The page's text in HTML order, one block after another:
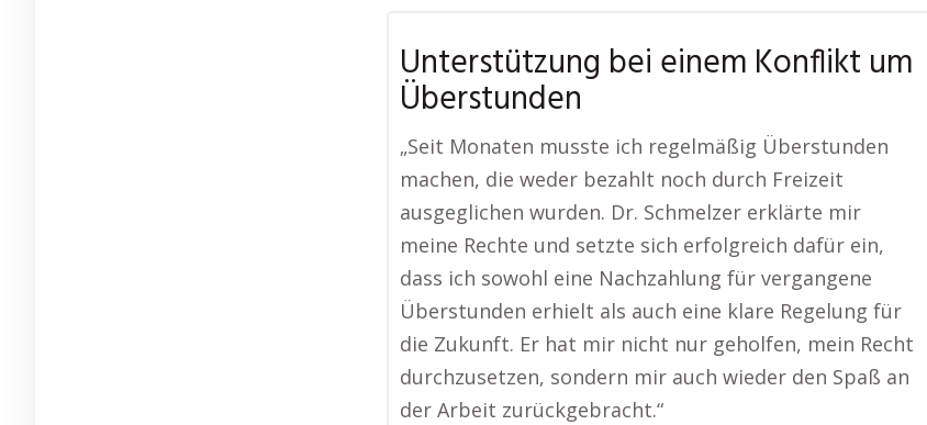
Unterstützung bei einem Konflikt um
Überstunden
„Seit Monaten musste ich regelmäßig Überstunden
machen, die weder bezahlt noch durch Freizeit
ausgeglichen wurden. Dr. Schmelzer erklärte mir
meine Rechte und setzte sich erfolgreich dafür ein,
dass ich sowohl eine Nachzahlung für vergangene
Überstunden erhielt als auch eine klare Regelung für
die Zukunft. Er hat mir nicht nur geholfen, mein Recht
durchzusetzen, sondern mir auch wieder den Spaß an
der Arbeit zurückgebracht.“